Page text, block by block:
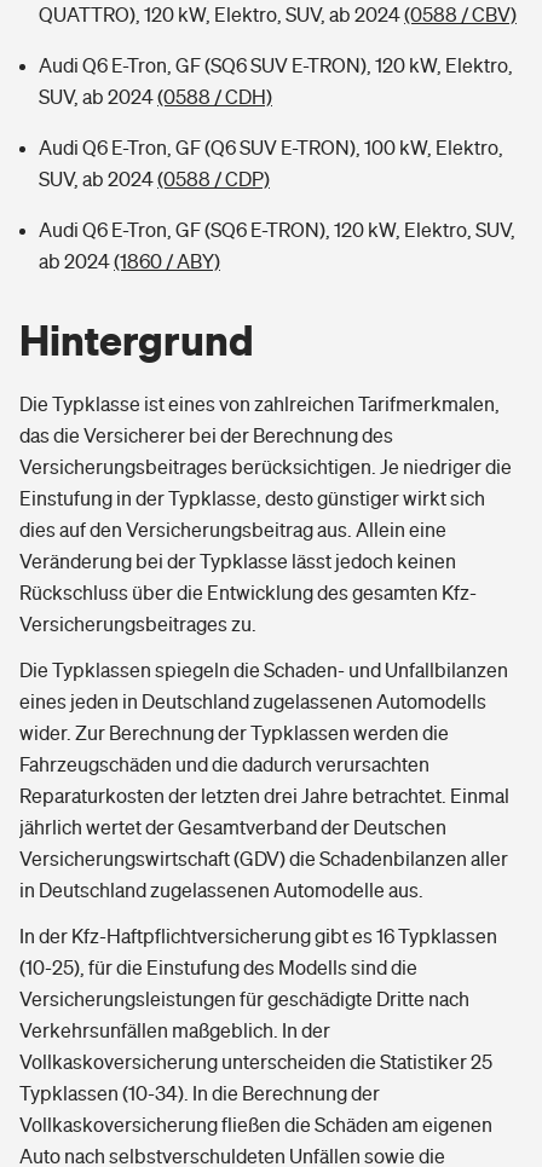
QUATTRO), 120 kW, Elektro, SUV, ab 2024(0588 / CBV)
Audi Q6 E-Tron, GF (SQ6 SUV E-TRON), 120 kW, Elektro,
SUV, ab 2024(0588 / CDH)
Audi Q6 E-Tron, GF (Q6 SUV E-TRON), 100 kW, Elektro,
SUV, ab 2024(0588 / CDP)
Audi Q6 E-Tron, GF (SQ6 E-TRON), 120 kW, Elektro, SUV,
ab 2024(1860 / ABY)
Hintergrund
Die Typklasse ist eines von zahlreichen Tarifmerkmalen,
das die Versicherer bei der Berechnung des
Versicherungsbeitrages berücksichtigen. Je niedriger die
Einstufung in der Typklasse, desto günstiger wirkt sich
dies auf den Versicherungsbeitrag aus. Allein eine
Veränderung bei der Typklasse lässt jedoch keinen
Rückschluss über die Entwicklung des gesamten Kfz-
Versicherungsbeitrages zu.
Die Typklassen spiegeln die Schaden- und Unfallbilanzen
eines jeden in Deutschland zugelassenen Automodells
wider. Zur Berechnung der Typklassen werden die
Fahrzeugschäden und die dadurch verursachten
Reparaturkosten der letzten drei Jahre betrachtet. Einmal
jährlich wertet der Gesamtverband der Deutschen
Versicherungswirtschaft (GDV) die Schadenbilanzen aller
in Deutschland zugelassenen Automodelle aus.
In der Kfz-Haftpflichtversicherung gibt es 16 Typklassen
(10-25), für die Einstufung des Modells sind die
Versicherungsleistungen für geschädigte Dritte nach
Verkehrsunfällen maßgeblich. In der
Vollkaskoversicherung unterscheiden die Statistiker 25
Typklassen (10-34). In die Berechnung der
Vollkaskoversicherung fließen die Schäden am eigenen
Auto nach selbstverschuldeten Unfällen sowie die